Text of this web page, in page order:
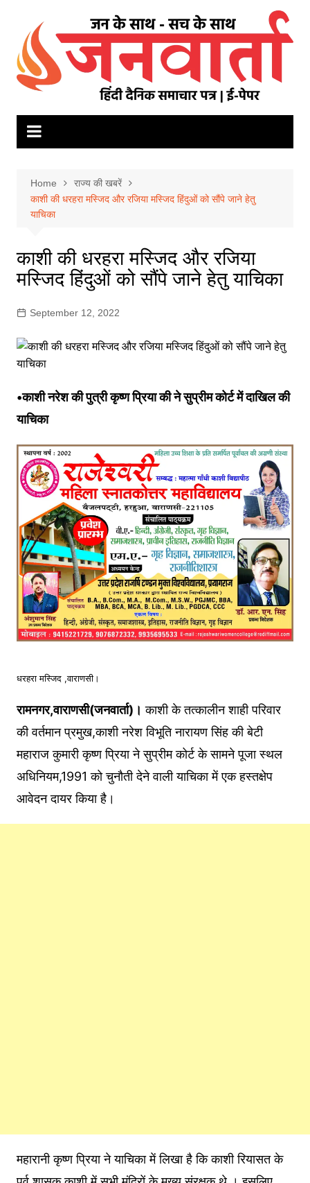
content
Home
राज्य की खबरें
काशी की धरहरा मस्जिद और रजिया मस्जिद हिंदुओं को सौंपे जाने हेतु
याचिका
काशी की धरहरा मस्जिद और रजिया
मस्जिद हिंदुओं को सौंपे जाने हेतु याचिका
September 12, 2022
•काशी नरेश की पुत्री कृष्ण प्रिया की ने सुप्रीम कोर्ट में दाखिल की
याचिका
धरहरा मस्जिद ,वाराणसी।
रामनगर,वाराणसी(जनवार्ता)। काशी के तत्कालीन शाही परिवार
की वर्तमान प्रमुख,काशी नरेश विभूति नारायण सिंह की बेटी
महाराज कुमारी कृष्ण प्रिया ने सुप्रीम कोर्ट के सामने पूजा स्थल
अधिनियम,1991 को चुनौती देने वाली याचिका में एक हस्तक्षेप
आवेदन दायर किया है।
महारानी कृष्ण प्रिया ने याचिका में लिखा है कि काशी रियासत के